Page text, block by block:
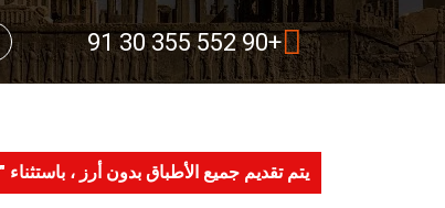
+90 552 355 30 91
يتم تقديم جميع الأطباق بدون أرز ،